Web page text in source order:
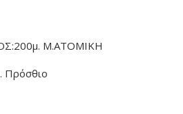
Μ.ΑΤΟΜΙΚΗ
Πρόσθιο